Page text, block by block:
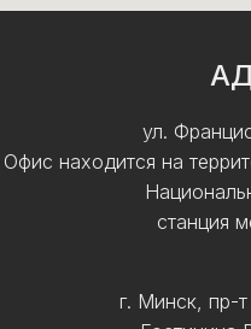
ул.
Офис находится на
станция
г. Минск, пр-